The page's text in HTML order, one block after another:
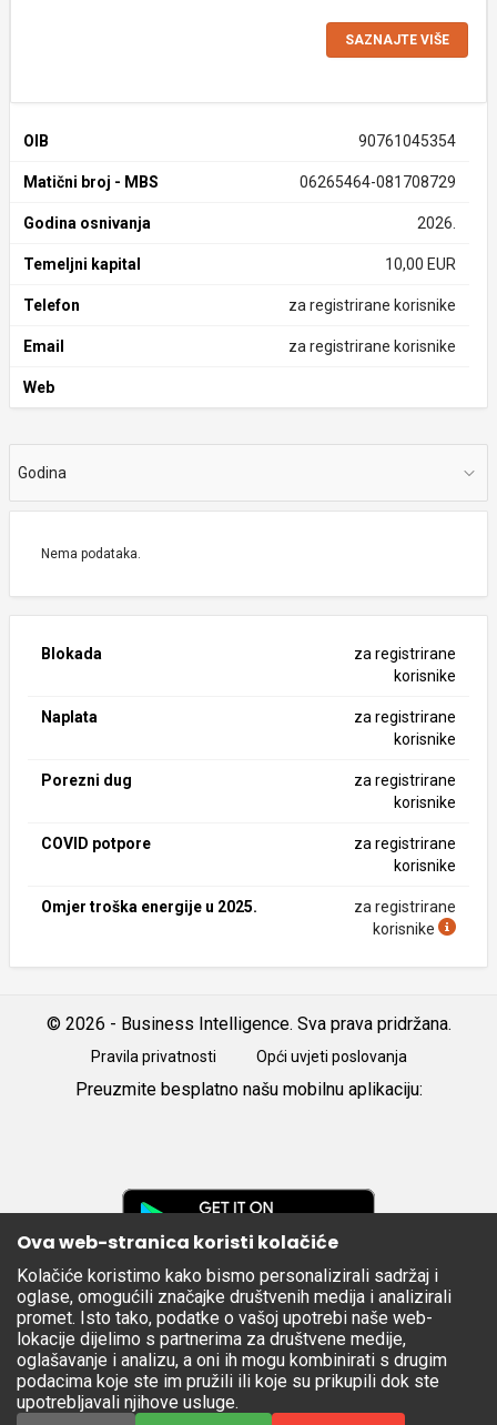
SAZNAJTE VIŠE
OIB 90761045354
Matični broj - MBS 06265464-081708729
Godina osnivanja 2026.
Temeljni kapital 10,00 EUR
Telefon za registrirane korisnike
Email za registrirane korisnike
Web
Godina
Nema podataka.
Blokada
za registrirane
korisnike
Naplata
za registrirane
korisnike
Porezni dug
za registrirane
korisnike
COVID potpore
za registrirane
korisnike
Omjer troška energije u 2025.
za registrirane
korisnike
© 2026 - Business Intelligence. Sva prava pridržana.
Pravila privatnosti Opći uvjeti poslovanja
Preuzmite besplatno našu mobilnu aplikaciju:
Apple
Store
Ova web-stranica koristi kolačiće
Kolačiće koristimo kako bismo personalizirali sadržaj i
oglase, omogućili značajke društvenih medija i analizirali
promet. Isto tako, podatke o vašoj upotrebi naše web-
lokacije dijelimo s partnerima za društvene medije,
oglašavanje i analizu, a oni ih mogu kombinirati s drugim
podacima koje ste im pružili ili koje su prikupili dok ste
upotrebljavali njihove usluge.